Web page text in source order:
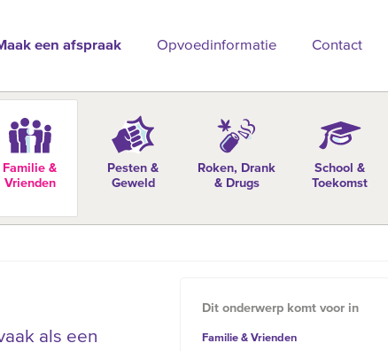
een afspraak Opvoedinformatie Contact
Familie &
Vrienden
Pesten &
Geweld
Roken, Drank
& Drugs
School &
Toekomst
als een
Dit onderwerp komt voor in
Familie & Vrienden